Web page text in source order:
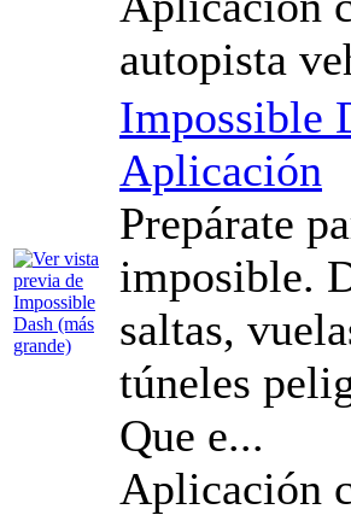
autopista
Impossible
Aplicación
Prepárate
imposible.
saltas,
túneles
Que e...
Aplicación